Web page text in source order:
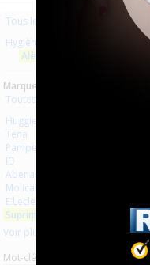
Tous les produits
Hygiène usage unique
Alèses
Marques :
Toutes les marques
Huggies
Tena
Pampers
ID
Abena
Molicare
E.Leclerc
Suprima
Voir plus
Mot-clé